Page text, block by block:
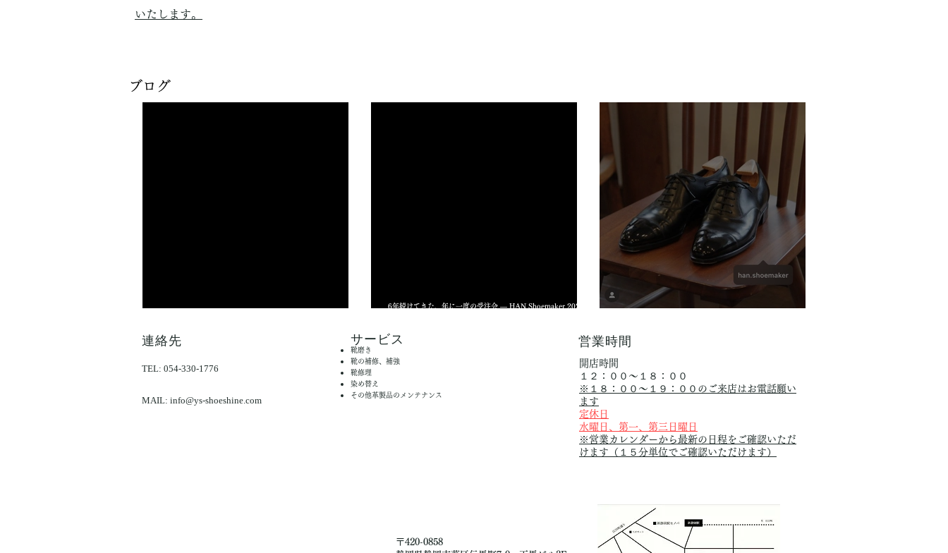
いたします。
6年続けてきた、年に一度の受注会 ― HAN Shoemaker 2026年
​ブログ
​連絡先
TEL: 054-330-1776
MAIL: info@ys-shoeshine.com
​サービス
靴磨き
靴の補修、補強
靴修理
染め替え
その他革製品のメンテナンス
営業時間
開店時間
１２：００〜１８：００
※１８：００〜１９：００のご来店はお電話願い
ます
定休日
水曜日、第一、第三日曜日
※営業カレンダーから最新の日程を ご確認いただ
けます（１５分単位でご確認いただけます）
〒420-0858